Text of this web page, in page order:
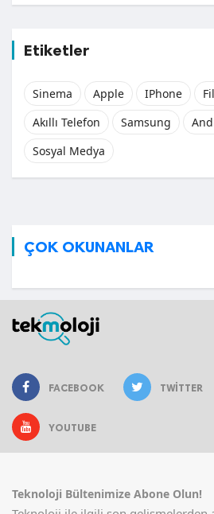
Etiketler
Sinema Apple IPhone
Akıllı Telefon
Samsung
Sosyal Medya
ÇOK OKUNANLAR
FACEBOOK TWITTER
YOUTUBE
Teknoloji Bültenimize Abone Olun!